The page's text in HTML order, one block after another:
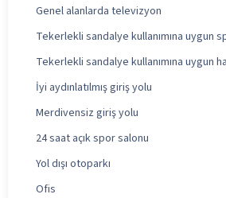
Genel alanlarda televizyon
Tekerlekli sandalye kullanımına uygun
Tekerlekli sandalye kullanımına uygun
İyi aydınlatılmış giriş yolu
Merdivensiz giriş yolu
24 saat açık spor salonu
Yol dışı otoparkı
Ofis